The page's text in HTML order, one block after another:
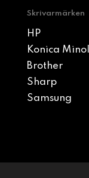
Skrivarmärken
HP
Konica
Brother
Sharp
Samsung